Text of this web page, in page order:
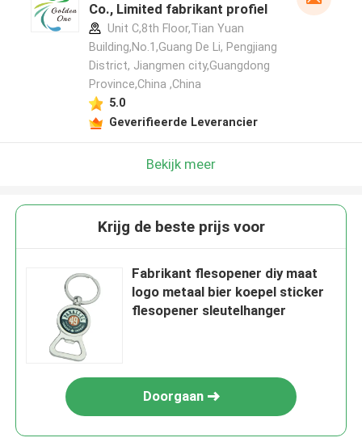
Co., Limited fabrikant profiel
Unit C,8th Floor,Tian Yuan
Building,No.1,Guang De Li, Pengjiang
District, Jiangmen city,Guangdong
Province,China ,China
5.0
Geverifieerde Leverancier
Bekijk meer
Krijg de beste prijs voor
Fabrikant flesopener diy maat
logo metaal bier koepel sticker
flesopener sleutelhanger
Doorgaan